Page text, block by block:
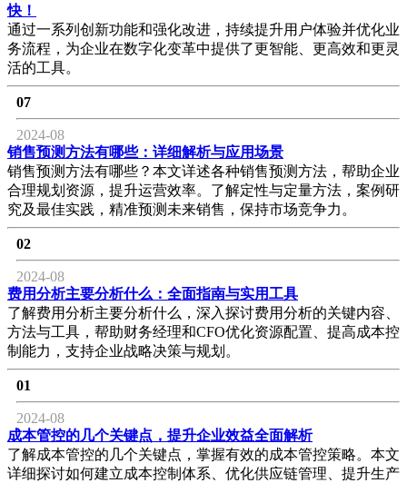
快！
通过一系列创新功能和强化改进，持续提升用户体验并优化业
务流程，为企业在数字化变革中提供了更智能、更高效和更灵
活的工具。
07
2024-08
销售预测方法有哪些：详细解析与应用场景
销售预测方法有哪些？本文详述各种销售预测方法，帮助企业
合理规划资源，提升运营效率。了解定性与定量方法，案例研
究及最佳实践，精准预测未来销售，保持市场竞争力。
02
2024-08
费用分析主要分析什么：全面指南与实用工具
了解费用分析主要分析什么，深入探讨费用分析的关键内容、
方法与工具，帮助财务经理和CFO优化资源配置、提高成本控
制能力，支持企业战略决策与规划。
01
2024-08
成本管控的几个关键点，提升企业效益全面解析
了解成本管控的几个关键点，掌握有效的成本管控策略。本文
详细探讨如何建立成本控制体系、优化供应链管理、提升生产